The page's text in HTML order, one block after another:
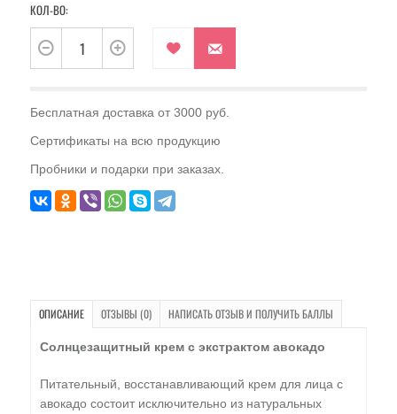
КОЛ-ВО:
Бесплатная доставка от 3000 руб.
Сертификаты на всю продукцию
Пробники и подарки при заказах.
ОПИСАНИЕ ОТЗЫВЫ (0) НАПИСАТЬ ОТЗЫВ И ПОЛУЧИТЬ БАЛЛЫ
Солнцезащитный крем с экстрактом авокадо
Питательный, восстанавливающий крем для лица с
авокадо состоит исключительно из натуральных